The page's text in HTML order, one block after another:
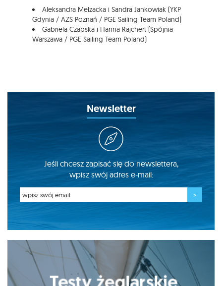
Aleksandra Melzacka i Sandra Jankowiak (YKP
Gdynia / AZS Poznań / PGE Sailing Team Poland)
Gabriela Czapska i Hanna Rajchert (Spójnia
Warszawa / PGE Sailing Team Poland)
Newsletter
Jeśli chcesz zapisać się do newslettera,
wpisz swój adres e-mail: